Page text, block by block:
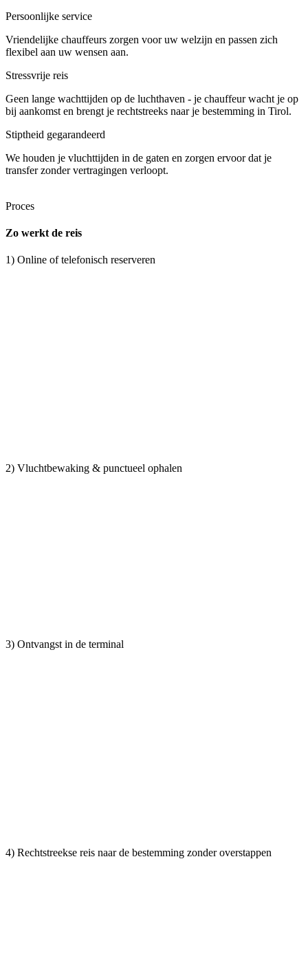
Persoonlijke service
Vriendelijke chauffeurs zorgen voor uw welzijn en passen zich
flexibel aan uw wensen aan.
Stressvrije reis
Geen lange wachttijden op de luchthaven - je chauffeur wacht je op
bij aankomst en brengt je rechtstreeks naar je bestemming in Tirol.
Stiptheid gegarandeerd
We houden je vluchttijden in de gaten en zorgen ervoor dat je
transfer zonder vertragingen verloopt.
Proces
Zo werkt de reis
1) Online of telefonisch reserveren
2) Vluchtbewaking & punctueel ophalen
3) Ontvangst in de terminal
4) Rechtstreekse reis naar de bestemming zonder overstappen